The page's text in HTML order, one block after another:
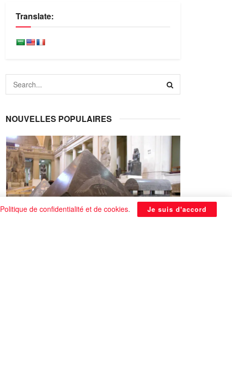
Translate:
NOUVELLES POPULAIRES
Politique de confidentialité et de cookies. Je suis d'accord